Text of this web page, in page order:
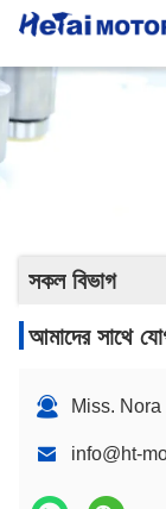
সকল বিভাগ
আমাদের সাথে
Miss. Nora
info@ht-